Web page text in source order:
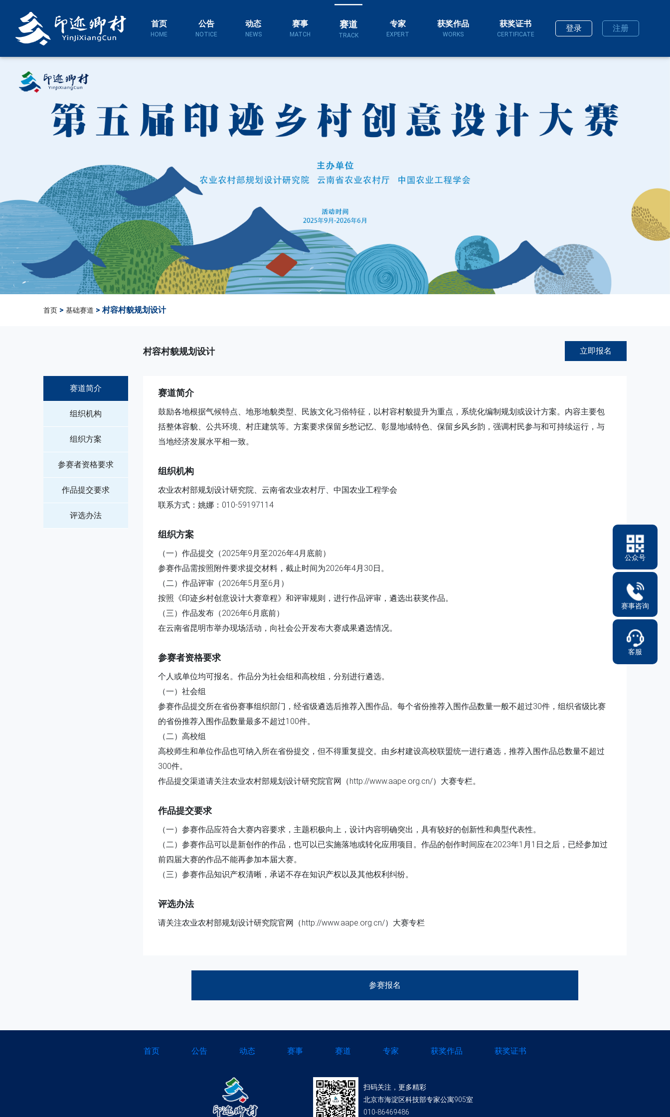
首页
HOME
公告
NOTICE
动态
NEWS
赛事
MATCH
赛道
TRACK
专家
EXPERT
获奖作品
WORKS
获奖证书
CERTIFICATE
登录 注册
首页 > 基础赛道 > 村容村貌规划设计
赛道简介
组织机构
组织方案
参赛者资格要求
作品提交要求
评选办法
村容村貌规划设计 立即报名
赛道简介
鼓励各地根据气候特点、地形地貌类型、民族文化习俗特征，以村容村貌提升为重点，系统化编制规划或设计方案。内容主要包
括整体容貌、公共环境、村庄建筑等。方案要求保留乡愁记忆、彰显地域特色、保留乡风乡韵，强调村民参与和可持续运行，与
当地经济发展水平相一致。
组织机构
农业农村部规划设计研究院、云南省农业农村厅、中国农业工程学会
联系方式： 姚娜：010-59197114
组织方案
（一）作品提交（2025年9月至2026年4月底前）
参赛作品需按照附件要求提交材料，截止时间为2026年4月30日。
（二）作品评审（2026年5月至6月）
按照《印迹乡村创意设计大赛章程》和评审规则，进行作品评审，遴选出获奖作品。
（三）作品发布（2026年6月底前）
在云南省昆明市举办现场活动，向社会公开发布大赛成果遴选情况。
参赛者资格要求
个人或单位均可报名。作品分为社会组和高校组，分别进行遴选。
（一）社会组
参赛作品提交所在省份赛事组织部门，经省级遴选后推荐入围作品。每个省份推荐入围作品数量一般不超过30件，组织省级比赛
的省份推荐入围作品数量最多不超过100件。
（二）高校组
高校师生和单位作品也可纳入所在省份提交，但不得重复提交。由乡村建设高校联盟统一进行遴选，推荐入围作品总数量不超过
300件。
作品提交渠道请关注农业农村部规划设计研究院官网（http://www.aape.org.cn/）大赛专栏。
作品提交要求
（一）参赛作品应符合大赛内容要求，主题积极向上，设计内容明确突出，具有较好的创新性和典型代表性。
（二）参赛作品可以是新创作的作品，也可以已实施落地或转化应用项目。作品的创作时间应在2023年1月1日之后，已经参加过
前四届大赛的作品不能再参加本届大赛。
（三）参赛作品知识产权清晰，承诺不存在知识产权以及其他权利纠纷。
评选办法
请关注农业农村部规划设计研究院官网（http://www.aape.org.cn/）大赛专栏
参赛报名
首页 公告 动态 赛事 赛道 专家 获奖作品 获奖证书
扫码关注，更多精彩
北京市海淀区科技部专家公寓905室
010-86469486
公众号
赛事咨询
客服
010-86469486